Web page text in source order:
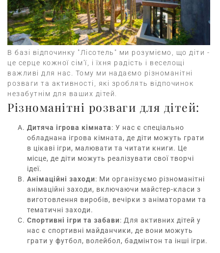
В базі відпочинку "Лісотель" ми розуміємо, що діти -
це серце кожної сім'ї, і їхня радість і веселощі
важливі для нас. Тому ми надаємо різноманітні
розваги та активності, які зроблять відпочинок
незабутнім для ваших дітей.
Різноманітні розваги для дітей:
Дитяча ігрова кімната: У нас є спеціально
обладнана ігрова кімната, де діти можуть грати
в цікаві ігри, малювати та читати книги. Це
місце, де діти можуть реалізувати свої творчі
ідеї.
Анімаційні заходи: Ми організуємо різноманітні
анімаційні заходи, включаючи майстер-класи з
виготовлення виробів, вечірки з аніматорами та
тематичні заходи.
Спортивні ігри та забави: Для активних дітей у
нас є спортивні майданчики, де вони можуть
грати у футбол, волейбол, бадмінтон та інші ігри.